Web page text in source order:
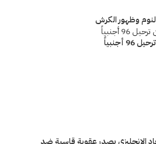
وظهور الكرش
الاتحاد الإنجليزي يصدر عقوبة قاسية ضد